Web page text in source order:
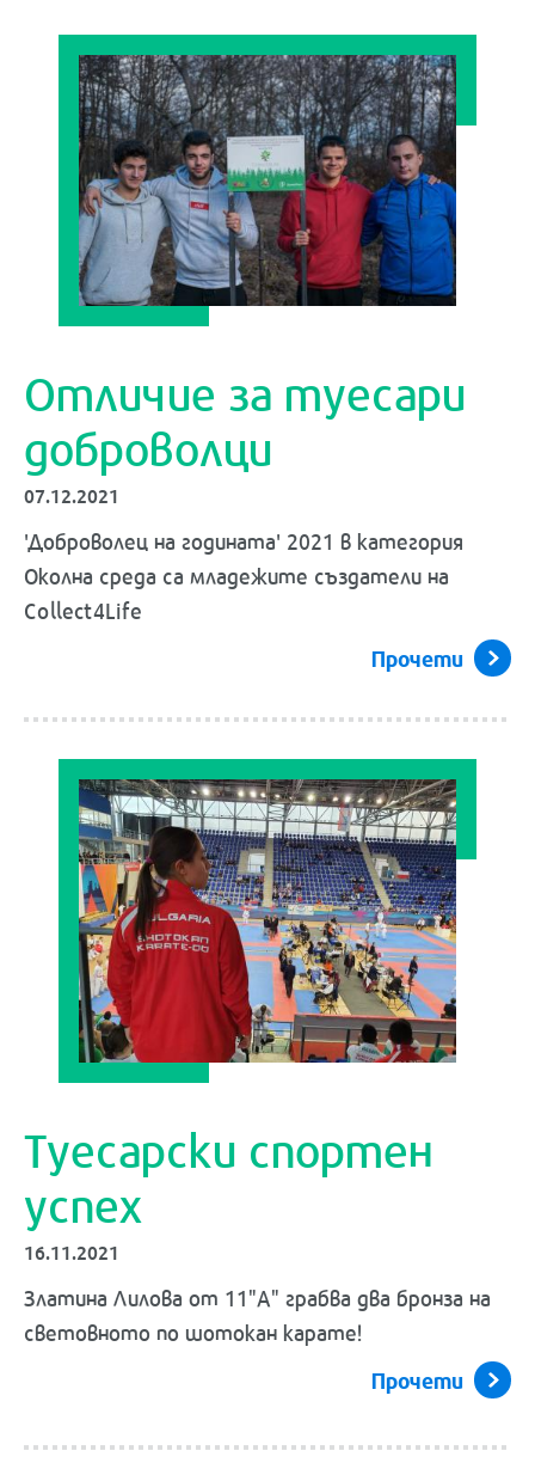
Отличие за туесари
доброволци
07.12.2021
'Доброволец на годината' 2021 в категория
Околна среда са младежите създатели на
Collect4Life
Прочети
Туесарски спортен
успех
16.11.2021
Златина Лилова от 11"А" грабва два бронза на
световното по шотокан карате!
Прочети